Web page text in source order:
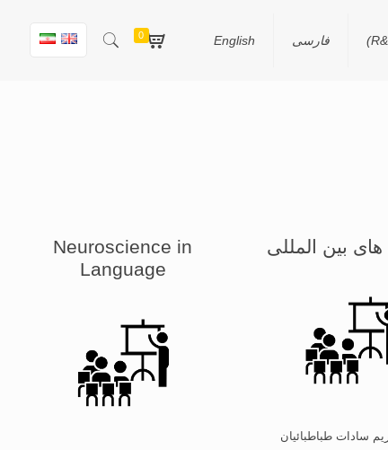
فارسی English
0
های بین المللی
سادات طباطبائیان
Neuroscience in
Language